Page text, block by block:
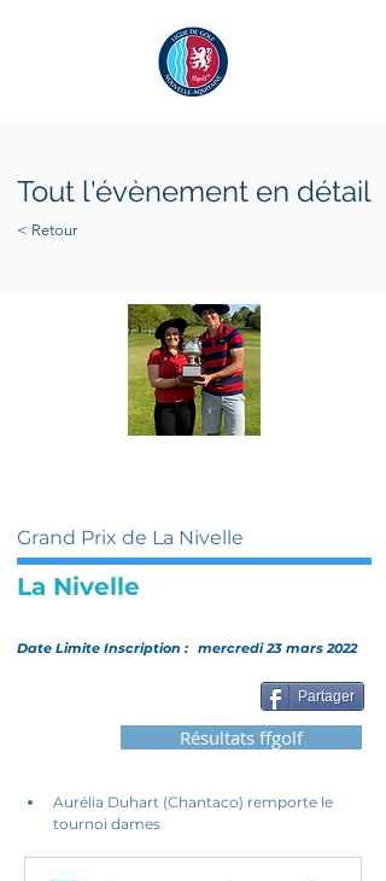
Tout l'évènement en détail
< Retour
Grand Prix de La Nivelle
La Nivelle
Date Limite Inscription : mercredi 23 mars 2022
Partager
Résultats ffgolf
Aurélia Duhart (Chantaco) remporte le
tournoi dames